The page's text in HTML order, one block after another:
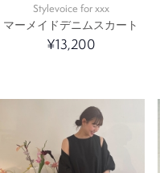
Stylevoice for xxx
マーメイドデニムスカート
¥13,200